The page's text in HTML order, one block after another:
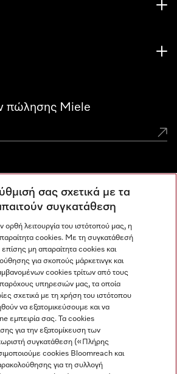
πώλησης Miele
Center
Youtube
σας σχετικά με τα
συγκατάθεση
ορθή λειτουργία του ιστότοπού μας, η
cookies. Με τη συγκατάθεσή
μη απαραίτητα cookies και
για σκοπούς μάρκετινγκ και
cookies τρίτων από τους
υπηρεσιών μας, τα οποία
σχετικά με τη χρήση του ιστότοπου
να εξατομικεύσουμε και να
εμπειρία σας. Τα cookies
για την εξατομίκευση των
συγκατάθεση («Πλήρης
cookies Bloomreach και
για τη συλλογή